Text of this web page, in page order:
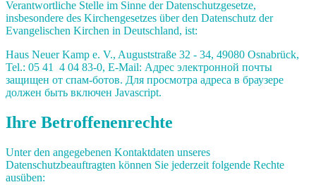
Verantwortliche Stelle im Sinne der Datenschutzgesetze,
insbesondere des Kirchengesetzes über den Datenschutz der
Evangelischen Kirchen in Deutschland, ist:
Haus Neuer Kamp e. V., Auguststraße 32 - 34, 49080 Osnabrück,
Tel.: 05 41 4 04 83-0, E-Mail: Адрес электронной почты
защищен от спам-ботов. Для просмотра адреса в браузере
должен быть включен Javascript.
Ihre Betroffenenrechte
Unter den angegebenen Kontaktdaten unseres
Datenschutzbeauftragten können Sie jederzeit folgende Rechte
ausüben: